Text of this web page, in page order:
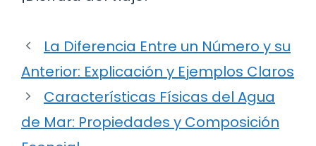
La Diferencia Entre un Número y su
Anterior: Explicación y Ejemplos Claros
Características Físicas del Agua
de Mar: Propiedades y Composición